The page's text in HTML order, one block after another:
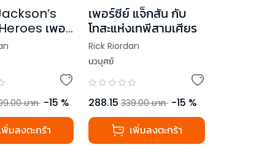
เพอร์
กับตำนาน
บาท -15 %
พิ่มลงตะกร้า
เพอร์ซีย์ แจ็กสัน กับ
โทสะแห่งเทพีสามเศียร
Rick Riordan
นวบุศย์
288.15 339.00 บาท -15 %
เพิ่มลงตะกร้า